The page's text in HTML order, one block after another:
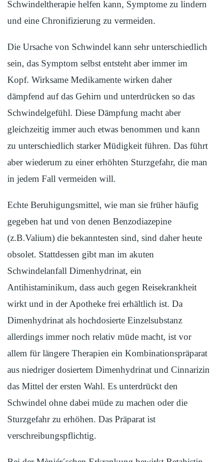
Schwindeltherapie helfen kann, Symptome zu lindern
und eine Chronifizierung zu vermeiden.
Die Ursache von Schwindel kann sehr unterschiedlich
sein, das Symptom selbst entsteht aber immer im
Kopf. Wirksame Medikamente wirken daher
dämpfend auf das Gehirn und unterdrücken so das
Schwindelgefühl. Diese Dämpfung macht aber
gleichzeitig immer auch etwas benommen und kann
zu unterschiedlich starker Müdigkeit führen. Das führt
aber wiederum zu einer erhöhten Sturzgefahr, die man
in jedem Fall vermeiden will.
Echte Beruhigungsmittel, wie man sie früher häufig
gegeben hat und von denen Benzodiazepine
(z.B.Valium) die bekanntesten sind, sind daher heute
obsolet. Stattdessen gibt man im akuten
Schwindelanfall Dimenhydrinat, ein
Antihistaminikum, dass auch gegen Reisekrankheit
wirkt und in der Apotheke frei erhältlich ist. Da
Dimenhydrinat als hochdosierte Einzelsubstanz
allerdings immer noch relativ müde macht, ist vor
allem für längere Therapien ein Kombinationspräparat
aus niedriger dosiertem Dimenhydrinat und Cinnarizin
das Mittel der ersten Wahl. Es unterdrückt den
Schwindel ohne dabei müde zu machen oder die
Sturzgefahr zu erhöhen. Das Präparat ist
verschreibungspflichtig.